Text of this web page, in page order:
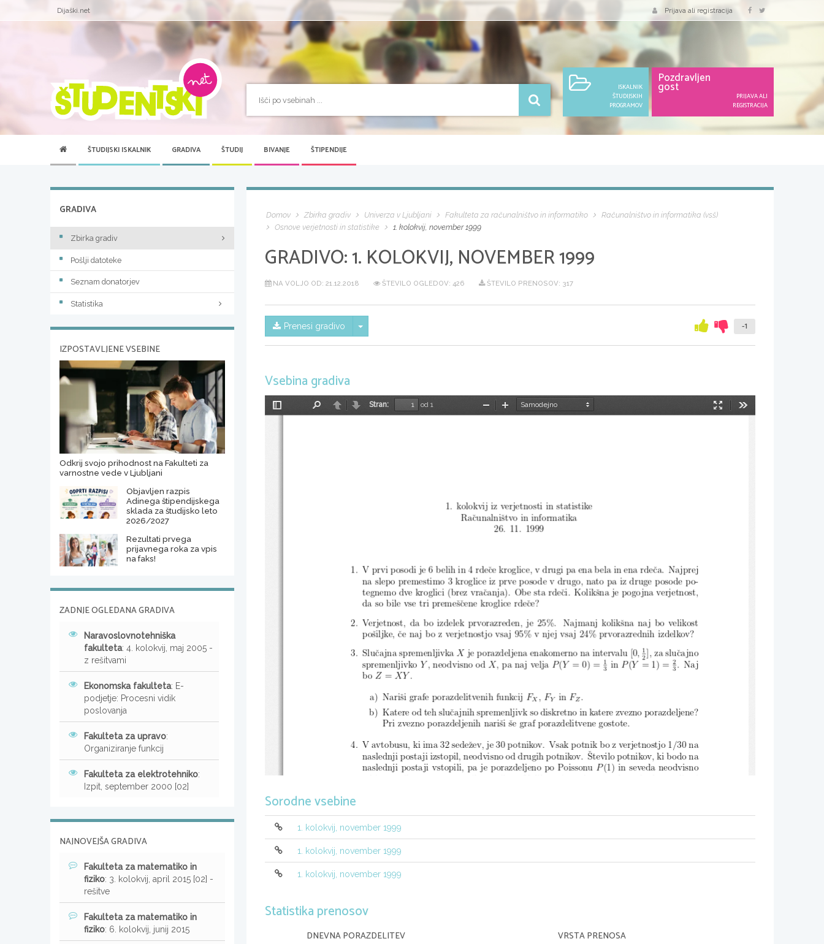
Dijaški.net Prijava ali registracija
ISKALNIK
ŠTUDIJSKIH
PROGRAMOV
Pozdravljen
gost
PRIJAVA ALI
REGISTRACIJA
ŠTUDIJSKI ISKALNIK GRADIVA ŠTUDIJ BIVANJE ŠTIPENDIJE
Domov Zbirka gradiv Univerza v Ljubljani Fakulteta za računalništvo in informatiko
Računalništvo in informatika (vsš)
Osnove verjetnosti in statistike
1. kolokvij, november 1999
GRADIVO:1. KOLOKVIJ, NOVEMBER 1999
NA VOLJO OD: 21.12.2018 ŠTEVILO OGLEDOV: 426 ŠTEVILO PRENOSOV: 317
Prenesi gradivo Skrij/prikaži meni -1
Vsebina gradiva
Preklopi
NazajNaprej
Stran:
od 1
Način
PomanjšajPovečaj
1. kolokvij iz verjetnosti in statistike
Racunalnistvo in informatika
26. 11. 1999
1. V prvi posodi je 6 belih in 4 rdece kroglice, v drugi pa ena bela in ena rdeca. Najprej
na slepo premestimo 3 kroglice iz prve posode v drugo, nato pa iz druge posode po-
tegnemo dve kroglici (brez vracanja). Obe sta rdeci. Koliksna je pogojna verjetnost,
da so bile vse tri premescene kroglice rdece?
2. Verjetnost, da bo izdelek prvorazreden, je 25%.
Najmanj koliksna naj bo velikost
posiljke, ce naj bo z verjetnostjo vsaj 95% v njej vsaj 24% prvorazrednih izdelkov?
3. Slucajna spremenljivka X je porazdeljena enakomerno na intervalu [0; 1
2
], za slucajno
spremenljivko Y, neodvisno od X , pa naj velja P(Y = 0) = 1
3 in P(Y = 1) =
2
3. Naj
bo Z = X Y.
a) Narisi grafe porazdelitvenih funkcij FX , FY in FZ .
b) Katere od teh slucajnih spremenljivk so diskretno in katere zvezno porazdeljene?
Pri zvezno porazdeljenih narisi se graf porazdelitvene gostote.
4. V avtobusu, ki ima 32 sedezev, je 30 potnikov. Vsak potnik bo z verjetnostjo 1=30 na
naslednji postaji izstopil, neodvisno od drugih potnikov. 
Stevilo potnikov, ki bodo na
naslednji postaji vstopili, pa je porazdeljeno po Poissonu P(1) in seveda neodvisno
vse, je tako malo
Sorodne vsebine
1. kolokvij, november 1999
1. kolokvij, november 1999
1. kolokvij, november 1999
Statistika prenosov
DNEVNA PORAZDELITEV VRSTA PRENOSA
GRADIVA
Zbirka gradiv
Pošlji datoteke
Seznam donatorjev
Statistika
IZPOSTAVLJENE VSEBINE
Odkrij svojo prihodnost na Fakulteti za
varnostne vede v Ljubljani
Objavljen razpis
Adinega štipendijskega
sklada za študijsko leto
2026/2027
Rezultati prvega
prijavnega roka za vpis
na faks!
ZADNJE OGLEDANA GRADIVA
Naravoslovnotehniška
fakulteta: 4. kolokvij, maj 2005 -
z rešitvami
Ekonomska fakulteta: E-
podjetje: Procesni vidik
poslovanja
Fakulteta za upravo:
Organiziranje funkcij
Fakulteta za elektrotehniko:
Izpit, september 2000 [02]
NAJNOVEJŠA GRADIVA
Fakulteta za matematiko in
fiziko: 3. kolokvij, april 2015 [02] -
rešitve
Fakulteta za matematiko in
fiziko: 6. kolokvij, junij 2015